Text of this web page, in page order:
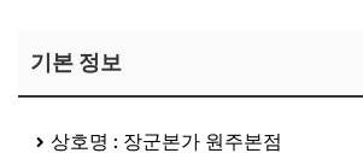
기본 정보
상호명 : 장군본가 원주본점